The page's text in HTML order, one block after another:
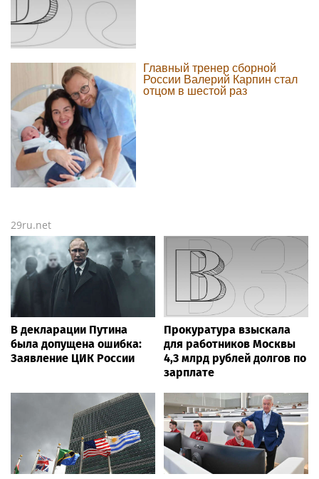
Главный тренер сборной
России Валерий Карпин стал
отцом в шестой раз
29ru.net
В декларации Путина
была допущена ошибка:
Заявление ЦИК России
Прокуратура взыскала
для работников Москвы
4,3 млрд рублей долгов по
зарплате